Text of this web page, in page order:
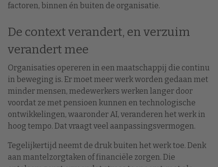
factoren, binnen én buiten de organisatie.
De context verandert, en verzuim
verandert mee
Organisaties opereren in een maatschappij die continu
in beweging is. Er moet meer werk worden gedaan met
minder mensen, medewerkers werken langer door
voordat ze met pensioen kunnen en technologische
ontwikkelingen, waaronder AI, veranderen het werk in
hoog tempo. Dat vraagt veel aanpassingsvermogen.
Tegelijkertijd neemt de druk buiten het werk toe. Denk
aan mantelzorgtaken of financiële zorgen. Die